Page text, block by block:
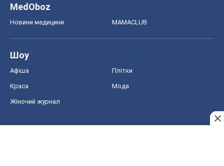
MedOboz
Новини медицини MAMACLUB
Шоу
Афіша Плітки
Краса Мода
Жіночий журнал